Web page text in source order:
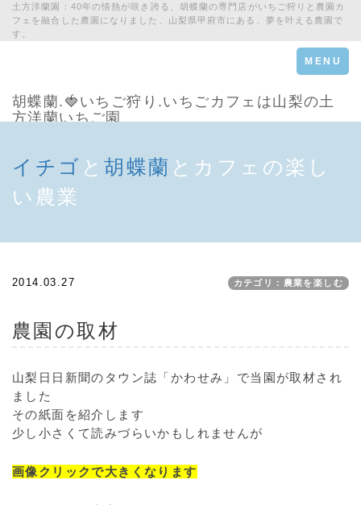
土方洋蘭園：40年の情熱が咲き誇る、胡蝶蘭の専門店がいちご狩りと農園カ
フェを融合した農園になりました、山梨県甲府市にある、夢を叶える農園で
す。
Toggle
navigation
MENU
胡蝶蘭.🍓いちご狩り.いちごカフェは山梨の土
方洋蘭いちご園
イチゴ と 胡蝶蘭 とカフェの楽し
い農業
2014.03.27 カテゴリ：農業を楽しむ
農園の取材
山梨日日新聞のタウン誌「かわせみ」で当園が取材され
ました
その紙面を紹介します
少し小さくて読みづらいかもしれませんが
画像クリックで大きくなります